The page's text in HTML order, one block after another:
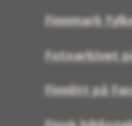
Finnmark
Fotoarkivet
Finnlitt på